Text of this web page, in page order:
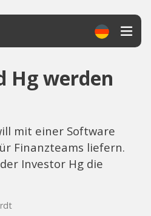
Hg werden
mit einer Software
Finanzteams liefern.
Investor Hg die